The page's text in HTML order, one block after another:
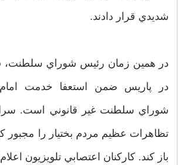
شديدي قرار دادند.
در همين زمان رئيس شوراي سلطنت،
در پاريس ضمن استعفا خدمت
شوراي سلطنت غير قانوني است.
تظاهرات عظيم مردم بختيار را مجبور
باز کند. کارکنان اعتصابي تلويزيون